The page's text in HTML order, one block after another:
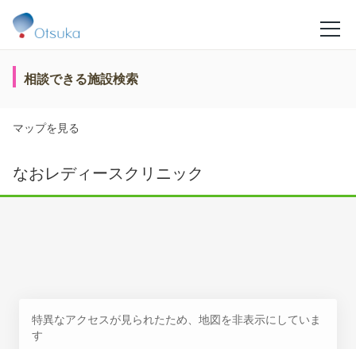
相談できる施設検索
マップを見る
なおレディースクリニック
特異なアクセスが見られたため、地図を非表示にしていま
す